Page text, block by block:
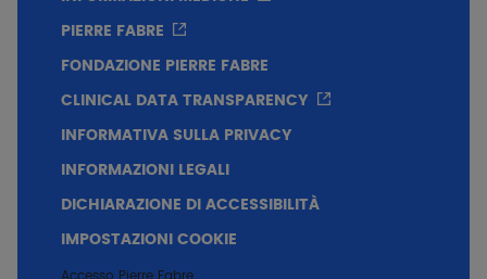
PIERRE FABRE
FONDAZIONE PIERRE FABRE
CLINICAL DATA TRANSPARENCY
INFORMATIVA SULLA PRIVACY
INFORMAZIONI LEGALI
DICHIARAZIONE DI ACCESSIBILITÀ
IMPOSTAZIONI COOKIE
Accesso Pierre Fabre